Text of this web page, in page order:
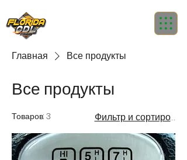
Главная Все продукты
Все продукты
Товаров: 3 Фильтр и сортировка